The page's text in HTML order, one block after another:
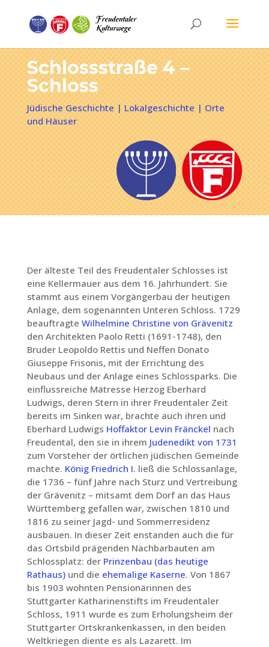
Schlossstraße 4 –
Schloss
Jüdische Geschichte | Lokalgeschichte | Orte
und Häuser
Der älteste Teil des Freudentaler Schlosses ist
eine Kellermauer aus dem 16. Jahrhundert. Sie
stammt aus einem Vorgängerbau der heutigen
Anlage, dem sogenannten Unteren Schloss. 1729
beauftragte Wilhelmine Christine von Grävenitz
den Architekten Paolo Retti (1691-1748), den
Bruder Leopoldo Rettis und Neffen Donato
Giuseppe Frisonis, mit der Errichtung des
Neubaus und der Anlage eines Schlossparks. Die
einflussreiche Mätresse Herzog Eberhard
Ludwigs, deren Stern in ihrer Freudentaler Zeit
bereits im Sinken war, brachte auch ihren und
Eberhard Ludwigs Hoffaktor Levin Fränckel nach
Freudental, den sie in ihrem Judenedikt von 1731
zum Vorsteher der örtlichen jüdischen Gemeinde
machte. König Friedrich I. ließ die Schlossanlage,
die 1736 – fünf Jahre nach Sturz und Vertreibung
der Grävenitz – mitsamt dem Dorf an das Haus
Württemberg gefallen war, zwischen 1810 und
1816 zu seiner Jagd- und Sommerresidenz
ausbauen. In dieser Zeit enstanden auch die für
das Ortsbild prägenden Nachbarbauten am
Schlossplatz: derPrinzenbau (das heutige
Rathaus)und die ehemalige Kaserne. Von 1867
bis 1903 wohnten Pensionärinnen des
Stuttgarter Katharinenstifts im Freudentaler
Schloss, 1911 wurde es zum Erholungsheim der
Stuttgarter Ortskrankenkassen, in den beiden
Weltkriegen diente es als Lazarett. Im